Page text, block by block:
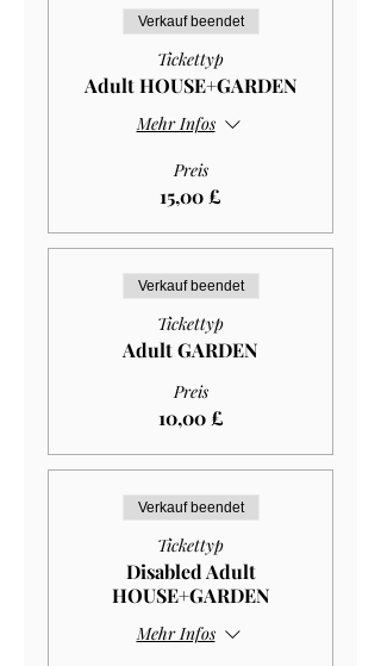
Verkauf beendet
Tickettyp
Adult HOUSE+GARDEN
Mehr Infos
Preis
15,00 £
Verkauf beendet
Tickettyp
Adult GARDEN
Preis
10,00 £
Verkauf beendet
Tickettyp
Disabled Adult
HOUSE+GARDEN
Mehr Infos